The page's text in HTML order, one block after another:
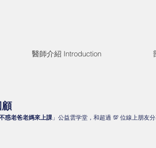
醫師介紹 Introduction
惑老爸老媽來上課 」公益雲学堂，和超過 💯 位線上朋友